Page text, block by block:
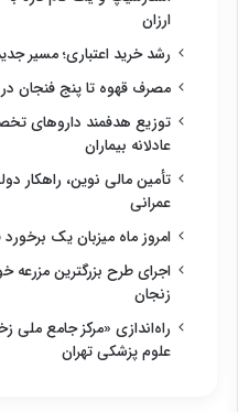
ارزان
رشد خرید اعتباری؛ مسیر
مصرف قهوه تا پنج فنجان
توزیع هدفمند داروهای
عادلانه بیماران
تأمین مالی نوین، راهکار
عمرانی
امروز ماه میزبان یک
اجرای طرح بزرگترین
زنجان
راه‌اندازی «مرکز جامع ملی
علوم پزشکی تهران